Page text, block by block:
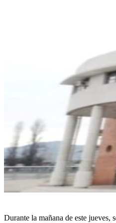
Durante la mañana de este